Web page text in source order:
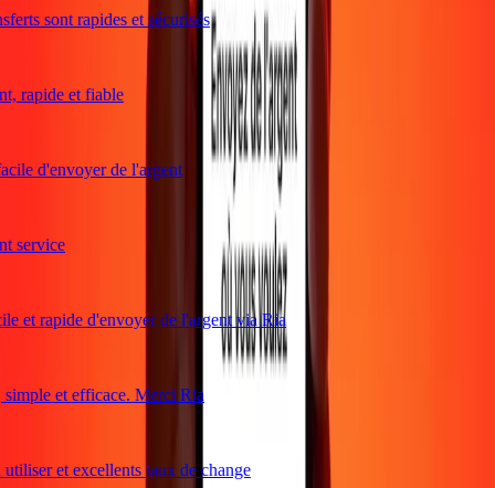
sont rapides et sécurisés
rapide et fiable
d'envoyer de l'argent
et rapide d'envoyer de l'argent via Ria
et efficace. Merci Ria
et excellents taux de change